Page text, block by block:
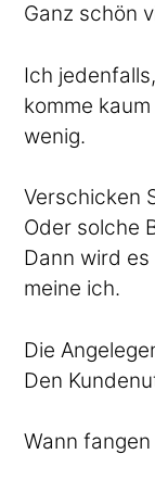
Ganz schön
Ich
komme
wenig.
Verschicken
Oder solche
Dann wird
meine ich.
Die
Den
Wann